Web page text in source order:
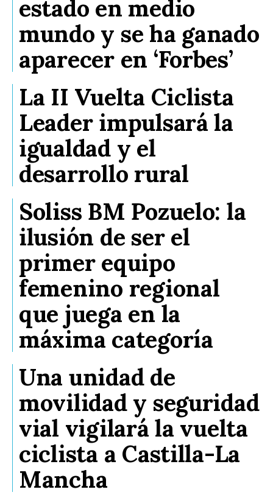
estado en medio
mundo y se ha ganado
aparecer en ‘Forbes’
La II Vuelta Ciclista
Leader impulsará la
igualdad y el
desarrollo rural
Soliss BM Pozuelo: la
ilusión de ser el
primer equipo
femenino regional
que juega en la
máxima categoría
Una unidad de
movilidad y seguridad
vial vigilará la vuelta
ciclista a Castilla-La
Mancha